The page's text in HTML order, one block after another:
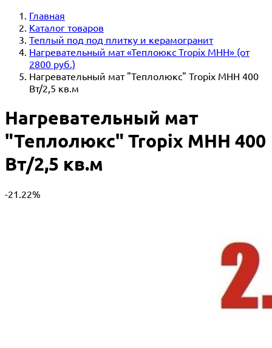
Главная
Каталог товаров
Теплый под под плитку и керамогранит
Нагревательный мат «Теплоюкс Tropix MHH» (от
2800 руб.)
Нагревательный мат "Теплолюкс" Tropix МНН 400
Вт/2,5 кв.м
Нагревательный мат
"Теплолюкс" Tropix МНН 400
Вт/2,5 кв.м
-21.22%